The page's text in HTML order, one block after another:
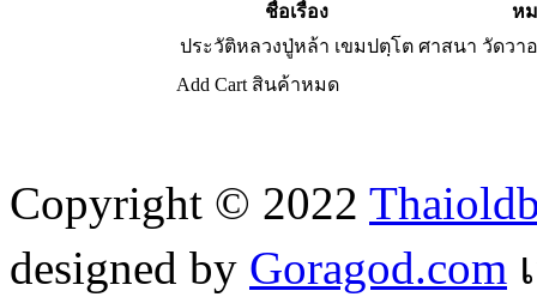
ชื่อเรื่อง
ห
ประวัติหลวงปู่หล้า เขมปตฺโต ศาสนา วัดวา
Add Cart สินค้าหมด
Copyright © 2022
designed by Goragod.com